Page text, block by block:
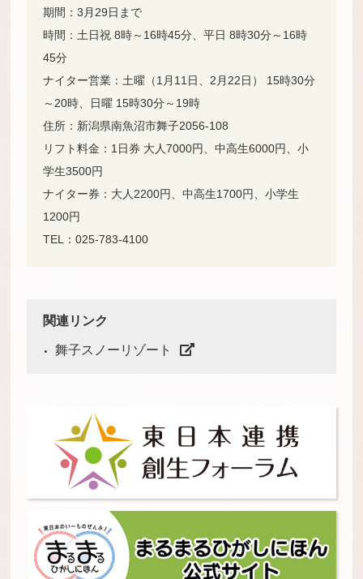
期間：3月29日まで
時間：土日祝 8時～16時45分、平日 8時30分～16時
45分
ナイター営業：土曜（1月11日、2月22日） 15時30分
～20時、日曜 15時30分～19時
住所：新潟県南魚沼市舞子2056-108
リフト料金：1日券 大人7000円、中高生6000円、小
学生3500円
ナイター券：大人2200円、中高生1700円、小学生
1200円
TEL：025-783-4100
関連リンク
舞子スノーリゾート